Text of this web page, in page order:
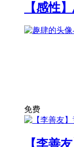
【感性
免费
【李善